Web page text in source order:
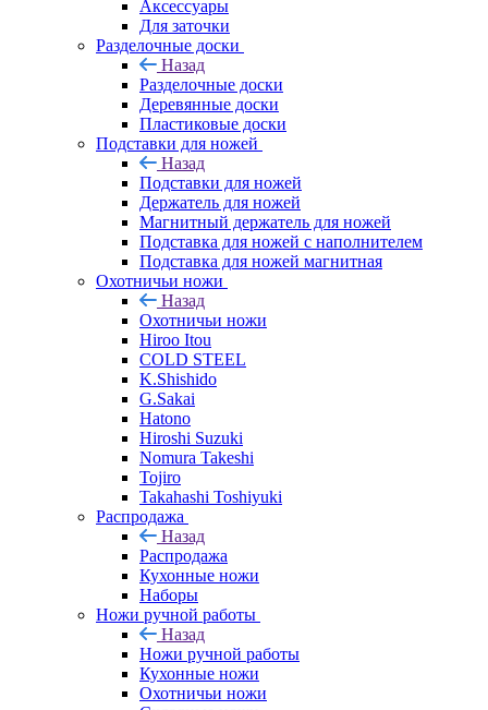
Аксессуары
Для заточки
Разделочные доски
Назад
Разделочные доски
Деревянные доски
Пластиковые доски
Подставки для ножей
Назад
Подставки для ножей
Держатель для ножей
Магнитный держатель для ножей
Подставка для ножей с наполнителем
Подставка для ножей магнитная
Охотничьи ножи
Назад
Охотничьи ножи
Hiroo Itou
COLD STEEL
K.Shishido
G.Sakai
Hatono
Hiroshi Suzuki
Nomura Takeshi
Tojiro
Takahashi Toshiyuki
Распродажа
Назад
Распродажа
Кухонные ножи
Наборы
Ножи ручной работы
Назад
Ножи ручной работы
Кухонные ножи
Охотничьи ножи